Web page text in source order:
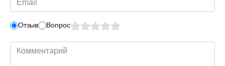
*
Отзыв Вопрос
Комментарий